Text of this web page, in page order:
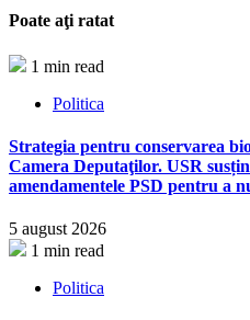
Poate aţi ratat
1 min read
Politica
Strategia pentru conservarea
Camera Deputaţilor. USR
amendamentele PSD pentru a
5 august 2026
1 min read
Politica